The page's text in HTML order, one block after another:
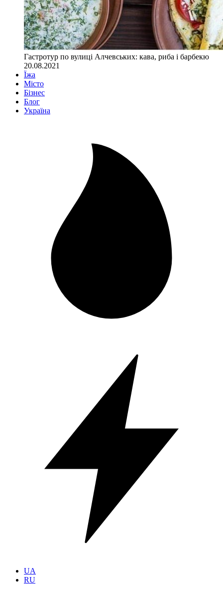
Гастротур по вулиці Алчевських: кава, риба і барбекю
20.08.2021
Їжа
Місто
Бізнес
Блог
Україна
UA
RU